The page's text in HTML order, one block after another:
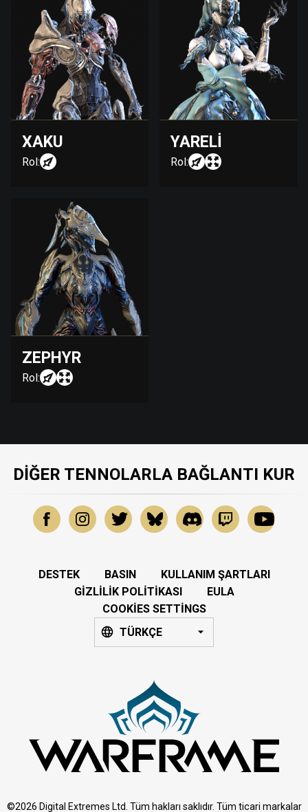
XAKU
Rol:
YARELI
Rol:
ZEPHYR
Rol:
DIĞER TENNOLARLA BAĞLANTI KUR
DESTEK BASIN
KULLANIM ŞARTLARI
GIZLILIK POLITIKASI
EULA
COOKIES SETTINGS
TÜRKÇE
©2026 Digital Extremes Ltd. Tüm hakları saklıdır. Tüm ticari markalar